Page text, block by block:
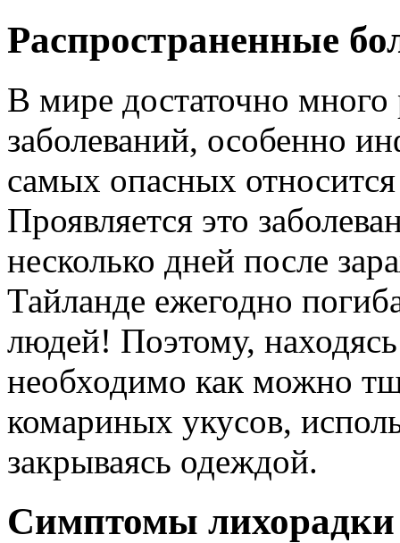
Распространенные
В мире достаточно
заболеваний, особенно
самых опасных
Проявляется это
несколько дней после
Тайланде ежегодно
людей! Поэтому,
необходимо как можно
комариных укусов,
закрываясь одеждой.
Симптомы лихорадки